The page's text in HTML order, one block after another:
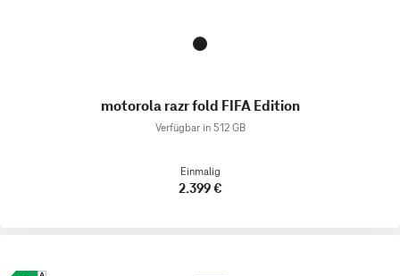
motorola razr fold FIFA Edition
Verfügbar in 512 GB
Einmalig
2.399 €